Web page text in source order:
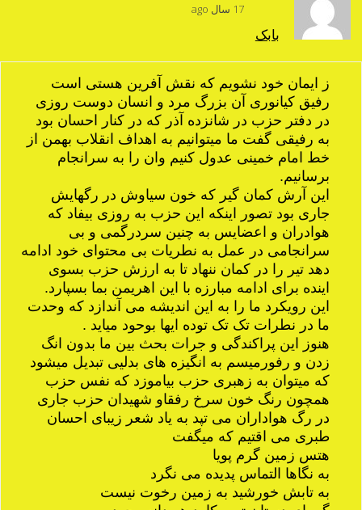
بابک
17 سال ago
ز ایمان خود نشویم که نقش آفرین هستی است
رفیق کیانوری آن بزرگ مرد و انسان دوست روزی
در دفتر حزب در شانزده آذر که در کنار احسان بود
به رفیقی گفت ما میتوانیم به اهداف انقلاب بهمن از
خط امام خمینی عدول کنیم وان را به سرانجام
برسانیم.
این آرش کمان گیر که خون سیاوش در رگهایش
جاری بود تصور اینکه این حزب به روزی بیفاد که
هوادران و اعضایس به چنین سردرگمی و بی
سرانجامی در عمل به نطریات بی محتوای خود ادامه
دهد تیر را در کمان ننهاد تا به ارزش حزب بسوی
اینده برای ادامه مبارزه با این اهریمن بما بسپارد.
این رویکرد ما را به این اندیشه می آندازد که وحدت
ما در نطرات تک تک توده ایها بوحود میاید .
هنوز این پراکندگی و جرات بحث بین ما بدون انگ
زدن و رفورمیسم به انگیزه های بدلیی تبدیل میشود
که میتوان به زهبری حزب بیاموزد که نفس حزب
همچون رنگ خون سرخ رفقاو شهیدان حزب جاری
در رگ هواداران می تپد به یاد شعر زیبای احسان
طبری می اقتیم که میگفت
هتس زمین گرم پویا
به نگاها التماس پدیده می نگرد
به تابش خورشید به زمین رخوت نیست